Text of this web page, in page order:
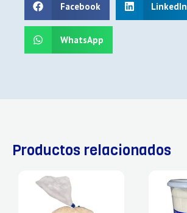
Facebook LinkedIn
WhatsApp
Productos relacionados